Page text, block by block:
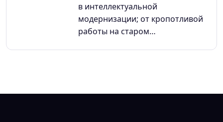
в интеллектуальной
модернизации; от кропотливой
работы на старом…